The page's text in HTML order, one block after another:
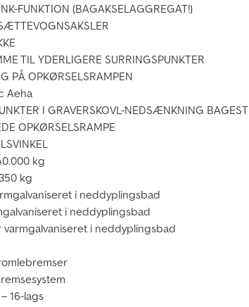
FUNKTION (BAGAKSELAGGREGAT!)
TIL YDERLIGERE SURRINGSPUNKTER
PÅ OPKØRSELSRAMPEN
Aeha
I GRAVERSKOVL-NEDSÆNKNING BAGEST
OPKØRSELSRAMPE
kg
kg
i neddyplingsbad
i neddyplingsbad
i neddyplingsbad
16-lags